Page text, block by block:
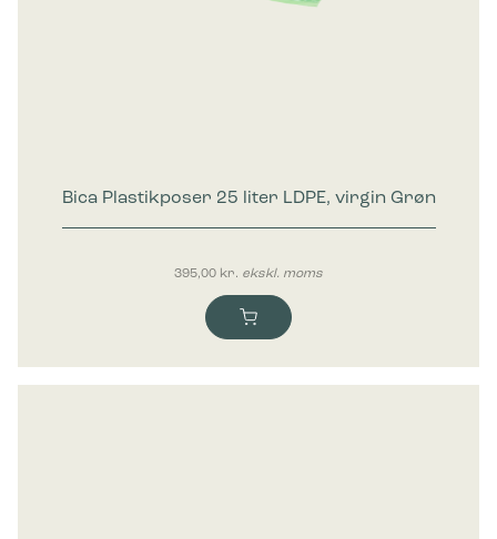
Bica Plastikposer 25 liter LDPE, virgin Grøn
395,00 kr. ekskl. moms